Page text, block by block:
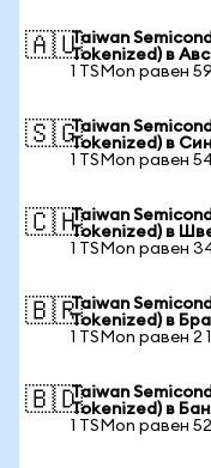
🇦🇺Taiwan
Tokenized) в
1 TSMon равен
🇸🇬Taiwan
Tokenized) в
1 TSMon равен
🇨🇭Taiwan
Tokenized) в
1 TSMon равен
🇧🇷Taiwan
Tokenized) в
1 TSMon равен 2
🇧🇩Taiwan
Tokenized) в
1 TSMon равен